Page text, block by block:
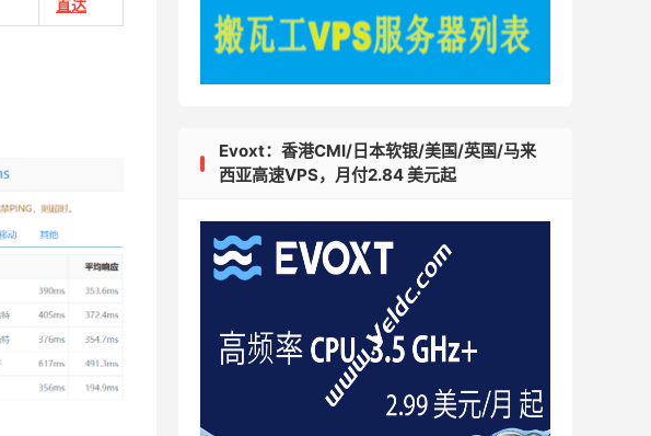
直达
Evoxt：香港CMI/日本软银/美国/英国/马来
西亚高速VPS，月付2.84 美元起